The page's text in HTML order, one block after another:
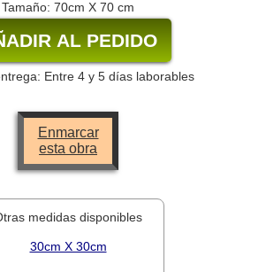
Tamaño: 70cm X 70 cm
Entre 4 y 5 días laborables
Enmarcar
esta obra
medidas disponibles
30cm X 30cm